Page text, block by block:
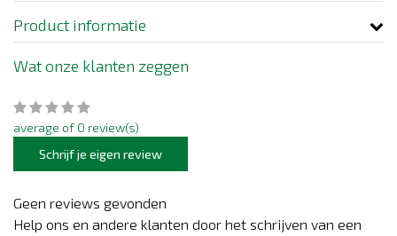
Product informatie
Wat onze klanten zeggen
average of 0 review(s)
Schrijf je eigen review
Geen reviews gevonden
Help ons en andere klanten door het schrijven van een